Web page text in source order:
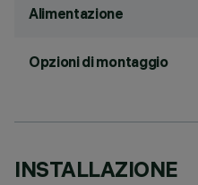
Alimentazione
Opzioni di montaggio
INSTALLAZIONE